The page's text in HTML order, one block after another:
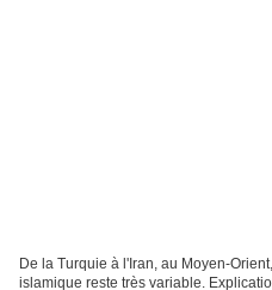
De la Turquie à l'Iran, au Moyen-
islamique reste très variable.